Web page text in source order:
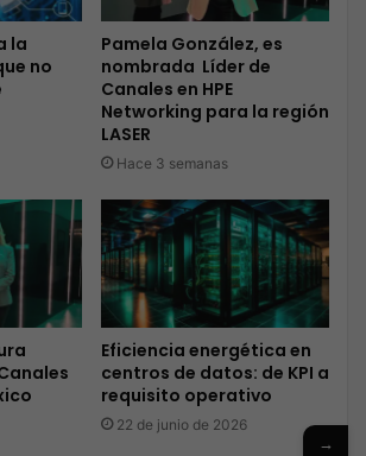
la
no
Pamela González, es
nombrada Líder de
Canales en HPE
Networking para la región
LASER
Hace 3 semanas
Eficiencia energética en
centros de datos: de KPI a
requisito operativo
22 de junio de 2026
→